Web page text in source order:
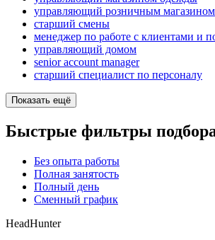
управляющий розничным магазином
старший смены
менеджер по работе с клиентами и
управляющий домом
senior account manager
старший специалист по персоналу
Показать ещё
Быстрые фильтры
Без опыта работы
Полная занятость
Полный день
Сменный график
HeadHunter